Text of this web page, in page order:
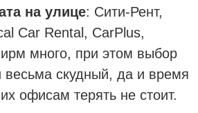
на улице: Сити-Рент,
Car Rental, CarPlus,
много, при этом выбор
скудный, да и время
офисам терять не стоит.